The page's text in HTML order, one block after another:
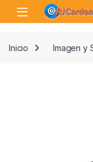
Skip to navigation
Skip to content
Open
Inicio Imagen y